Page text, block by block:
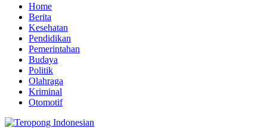
Home
Berita
Kesehatan
Pendidikan
Pemerintahan
Budaya
Politik
Olahraga
Kriminal
Otomotif